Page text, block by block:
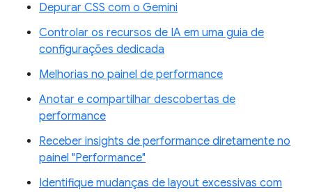
Depurar CSS com o Gemini
Controlar os recursos de IA em uma guia de
configurações dedicada
Melhorias no painel de performance
Anotar e compartilhar descobertas de
performance
Receber insights de performance diretamente no
painel "Performance"
Identifique mudanças de layout excessivas com